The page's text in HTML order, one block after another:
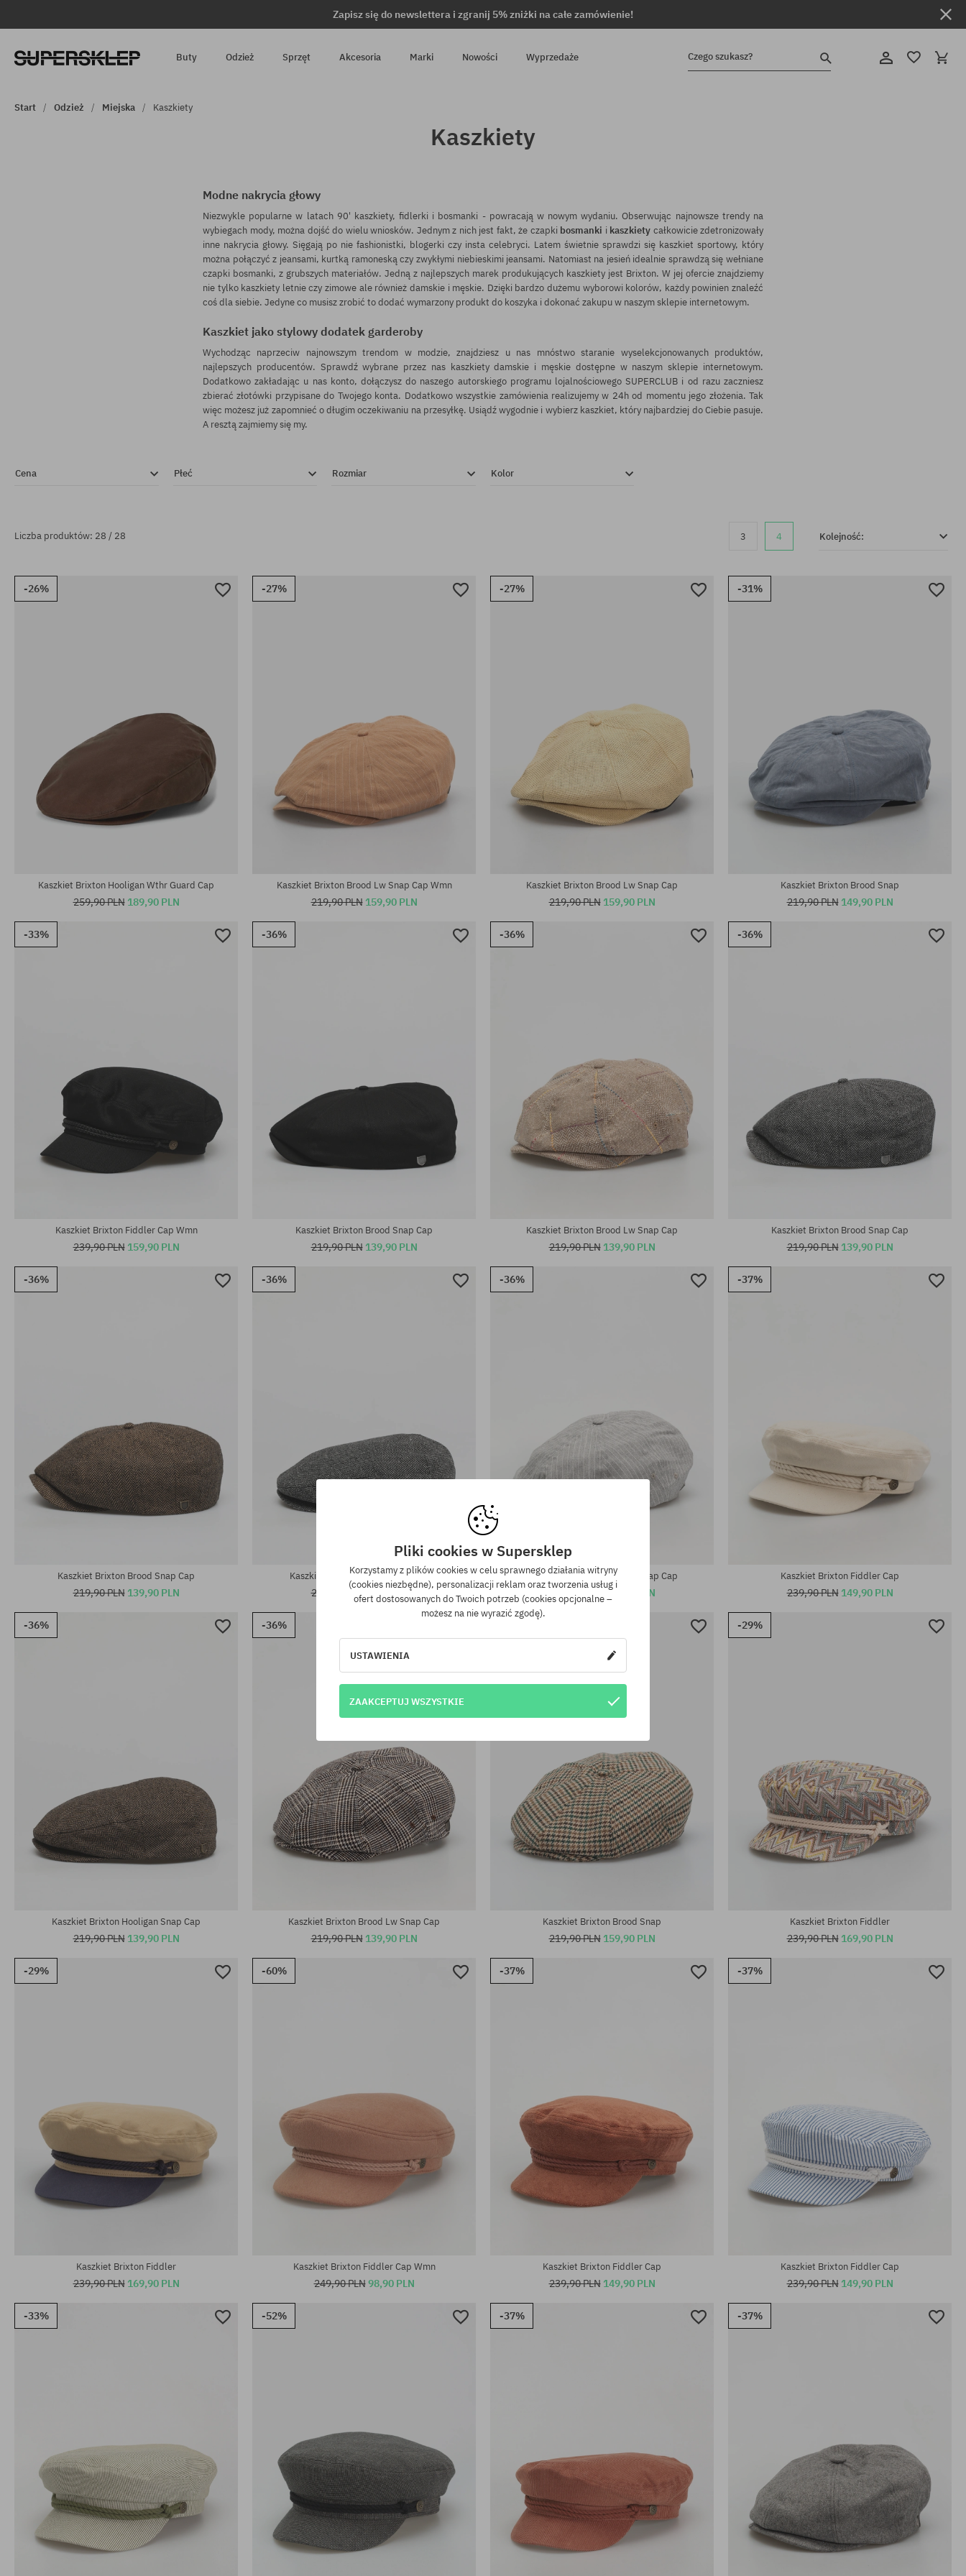
Zapisz się do newslettera i zgranij 5% zniżki na całe zamówienie!
Buty Odzież Sprzęt Akcesoria Marki Nowości Wyprzedaże Czego szukasz?
Start Odzież Miejska Kaszkiety
Kaszkiety
Modne nakrycia głowy
Niezwykle popularne w latach 90' kaszkiety, fidlerki i bosmanki - powracają w nowym wydaniu. Obserwując najnowsze trendy na
wybiegach mody, można dojść do wielu wniosków. Jednym z nich jest fakt, że czapki bosmanki i kaszkiety całkowicie zdetronizowały
inne nakrycia głowy. Sięgają po nie fashionistki, blogerki czy insta celebryci. Latem świetnie sprawdzi się kaszkiet sportowy, który
można połączyć z jeansami, kurtką ramoneską czy zwykłymi niebieskimi jeansami. Natomiast na jesień idealnie sprawdzą się wełniane
czapki bosmanki, z grubszych materiałów. Jedną z najlepszych marek produkujących kaszkiety jest Brixton. W jej ofercie znajdziemy
nie tylko kaszkiety letnieczyzimowe ale również damskiei męskie. Dzięki bardzo dużemu wyborowi kolorów, każdy powinien znaleźć
coś dla siebie. Jedyne co musisz zrobić to dodać wymarzony produkt do koszyka i dokonać zakupu w naszym sklepie internetowym.
Kaszkiet jako stylowy dodatek garderoby
Wychodząc naprzeciw najnowszym trendom w modzie, znajdziesz u nas mnóstwo staranie wyselekcjonowanych produktów,
najlepszych producentów. Sprawdź wybrane przez nas kaszkiety damskie i męskie dostępne w naszym sklepie internetowym.
Dodatkowo zakładając u nas konto, dołączysz do naszego autorskiego programu lojalnościowego SUPERCLUB i od razu zaczniesz
zbierać złotówki przypisane do Twojego konta. Dodatkowo wszystkie zamówienia realizujemy w 24h od momentu jego złożenia. Tak
więc możesz już zapomnieć o długim oczekiwaniu na przesyłkę. Usiądź wygodnie i wybierz kaszkiet, który najbardziej do Ciebie pasuje.
A resztą zajmiemy się my.
Cena Płeć Rozmiar Kolor
Liczba produktów: 28 / 28 3 4 Kolejność:
-26%
Kaszkiet Brixton Hooligan Wthr Guard Cap
259,90 PLN 189,90 PLN
-27%
Kaszkiet Brixton Brood Lw Snap Cap Wmn
219,90 PLN 159,90 PLN
-27%
Kaszkiet Brixton Brood Lw Snap Cap
219,90 PLN 159,90 PLN
-31%
Kaszkiet Brixton Brood Snap
219,90 PLN 149,90 PLN
-33%
Kaszkiet Brixton Fiddler Cap Wmn
239,90 PLN 159,90 PLN
-36%
Kaszkiet Brixton Brood Snap Cap
219,90 PLN 139,90 PLN
-36%
XL
Kaszkiet Brixton Brood Lw Snap Cap
219,90 PLN 139,90 PLN
-36%
Kaszkiet Brixton Brood Snap Cap
219,90 PLN 139,90 PLN
-36%
Kaszkiet Brixton Brood Snap Cap
219,90 PLN 139,90 PLN
-36%
Kaszkiet Brixton Hooligan Snap Cap
219,90 PLN139,90 PLN
-36%
Kaszkiet Brixton Brood Lw Snap Cap
219,90 PLN 139,90 PLN
-37%
Kaszkiet Brixton Fiddler Cap
239,90 PLN 149,90 PLN
-36%
Kaszkiet Brixton Hooligan Snap Cap
219,90 PLN 139,90 PLN
-36%
Kaszkiet Brixton Brood Lw Snap Cap
219,90 PLN 139,90 PLN
Kaszkiet Brixton Brood Snap
219,90 PLN 159,90 PLN
-29%
Kaszkiet Brixton Fiddler
239,90 PLN 169,90 PLN
-29%
Kaszkiet Brixton Fiddler
239,90 PLN 169,90 PLN
-60%
Kaszkiet Brixton Fiddler Cap Wmn
249,90 PLN98,90 PLN
-37%
Kaszkiet Brixton Fiddler Cap
239,90 PLN 149,90 PLN
-37%
Kaszkiet Brixton Fiddler Cap
239,90 PLN 149,90 PLN
-33% -52% -37% -37%
Pliki cookies w Supersklep
Korzystamy z plików cookies w celu sprawnego działania witryny
(cookies niezbędne), personalizacji reklam oraz tworzenia usług i
ofert dostosowanych do Twoich potrzeb (cookies opcjonalne –
możesz na nie wyrazić zgodę).
USTAWIENIA
ZAAKCEPTUJ WSZYSTKIE